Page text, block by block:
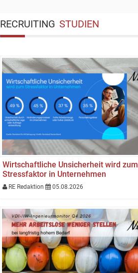
RECRUITING STUDIEN
Wirtschaftliche Unsicherheit wird zum
Stressfaktor in Unternehmen
RE Redaktion 05.08.2026